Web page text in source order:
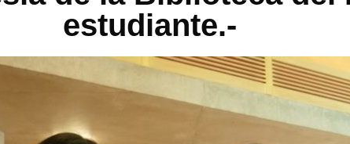
estudiante.-